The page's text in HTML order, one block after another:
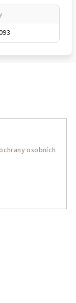
osobních